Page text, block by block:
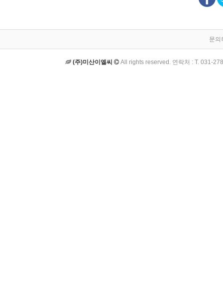
문의
(주)미산이엘씨 All rights reserved. 연락처 : T. 031-